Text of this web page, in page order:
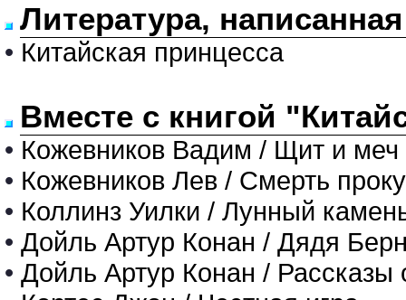
Литература,
• Китайская принцесса
Вместе с книгой
• Кожевников Вадим / Щит и меч
• Кожевников Лев / Смерть
• Коллинз Уилки / Лунный
• Дойль Артур Конан / Дядя
• Дойль Артур Конан /